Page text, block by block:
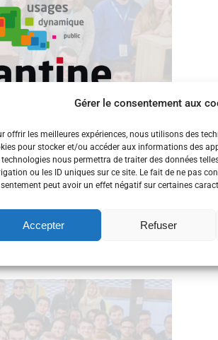
Gérer le consentement aux
offrir les meilleures expériences, nous utilisons des
pour stocker et/ou accéder aux informations des
technologies nous permettra de traiter des données
ou les ID uniques sur ce site. Le fait de ne pas
peut avoir un effet négatif sur certaines
Accepter Refuser